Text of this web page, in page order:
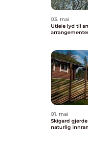
03. mai
Utleie lyd til
01. mai
Skigard gjerde tradisjon, håndverk og
naturlig